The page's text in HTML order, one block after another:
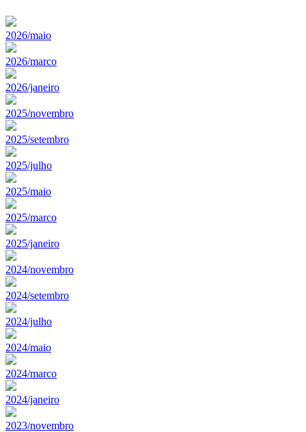
2026/maio
2026/marco
2026/janeiro
2025/novembro
2025/setembro
2025/julho
2025/maio
2025/marco
2025/janeiro
2024/novembro
2024/setembro
2024/julho
2024/maio
2024/marco
2024/janeiro
2023/novembro